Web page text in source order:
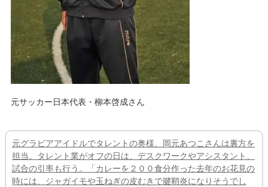
元サッカー日本代表・柳本啓成さん
元グラビアアイドルでタレントの奥様、岡元あつこさんは裏方を
担当。タレント業がオフの日は、デスクワークやアシスタント、
試合の引率も行う。「カレーを２００食分作った去年のお花見の
時には、ジャガイモや玉ねぎの皮むきで腱鞘炎になりそうでし